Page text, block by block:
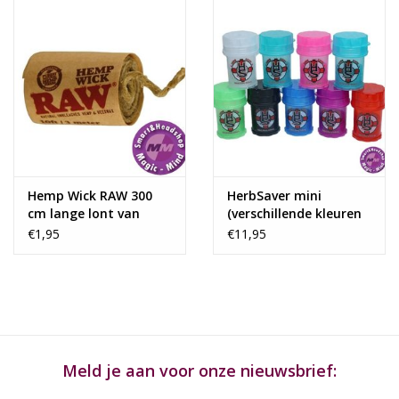
Hemp Wick RAW 300
cm lange lont van
hennep en bijenwas
€1,95
HerbSaver mini
(verschillende kleuren
beschikbaar)
€11,95
Meld je aan voor onze nieuwsbrief: